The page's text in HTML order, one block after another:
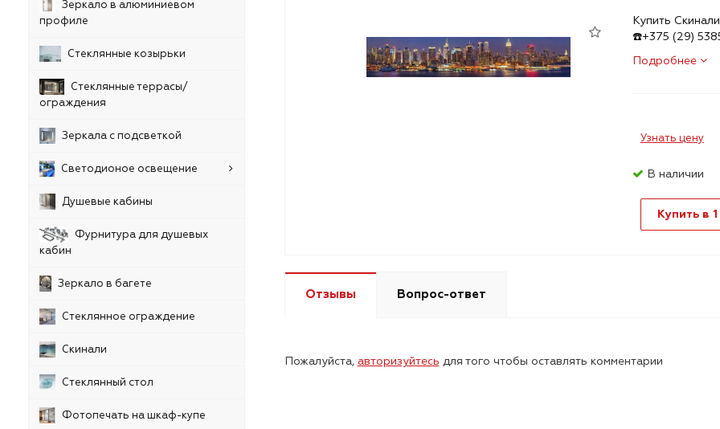
Зеркало в алюминиевом
профиле
Стеклянные козырьки
Стеклянные террасы/
ограждения
Зеркала с подсветкой
Светодионое освещение
Душевые кабины
Фурнитура для душевых
кабин
Зеркало в багете
Стеклянное ограждение
Скинали
Стеклянный стол
Фотопечать на шкаф-купе
Купить
☎️+375 (29)
Подробнее
Узнать цену
В наличии
Купить в
Отзывы Вопрос-ответ
Пожалуйста, авторизуйтесь для того чтобы оставлять комментарии